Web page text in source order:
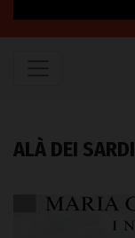
ALÀ DEI SARDI